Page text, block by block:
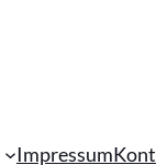
Impressum